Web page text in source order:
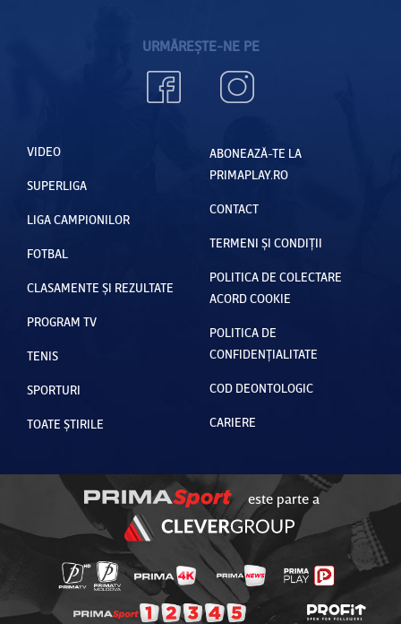
URMĂREȘTE-NE PE
VIDEO
SUPERLIGA
LIGA CAMPIONILOR
FOTBAL
CLASAMENTE ȘI REZULTATE
PROGRAM TV
TENIS
SPORTURI
TOATE ȘTIRILE
ABONEAZĂ-TE LA
PRIMAPLAY.RO
CONTACT
TERMENI ȘI CONDIȚII
POLITICA DE COLECTARE
ACORD COOKIE
POLITICA DE
CONFIDENȚIALITATE
COD DEONTOLOGIC
CARIERE
este parte a